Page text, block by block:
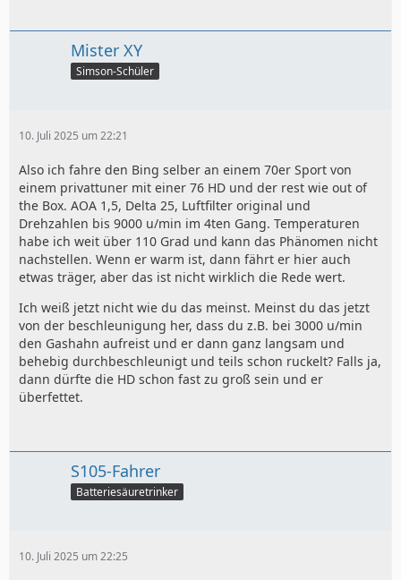
Mister XY
Simson-Schüler
10. Juli 2025 um 22:21
Also ich fahre den Bing selber an einem 70er Sport von
einem privattuner mit einer 76 HD und der rest wie out of
the Box. AOA 1,5, Delta 25, Luftfilter original und
Drehzahlen bis 9000 u/min im 4ten Gang. Temperaturen
habe ich weit über 110 Grad und kann das Phänomen nicht
nachstellen. Wenn er warm ist, dann fährt er hier auch
etwas träger, aber das ist nicht wirklich die Rede wert.
Ich weiß jetzt nicht wie du das meinst. Meinst du das jetzt
von der beschleunigung her, dass du z.B. bei 3000 u/min
den Gashahn aufreist und er dann ganz langsam und
behebig durchbeschleunigt und teils schon ruckelt? Falls ja,
dann dürfte die HD schon fast zu groß sein und er
überfettet.
S105-Fahrer
Batteriesäuretrinker
10. Juli 2025 um 22:25